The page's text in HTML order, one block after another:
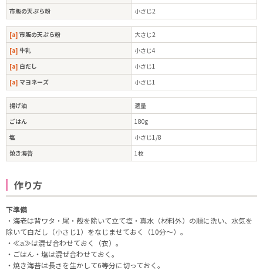
市販の天ぷら粉
小さじ2
[a] 市販の天ぷら粉
大さじ2
[a] 牛乳
小さじ4
[a] 白だし
小さじ1
[a] マヨネーズ 小さじ1
揚げ油
適量
ごはん
180g
塩
小さじ1/8
焼き海苔
1枚
作り方
下準備
・海老は背ワタ・尾・殻を除いて立て塩・真水（材料外）の順に洗い、水気を
除いて白だし（小さじ1）をなじませておく（10分～）。
・≪a≫は混ぜ合わせておく（衣）。
・ごはん・塩は混ぜ合わせておく。
・焼き海苔は長さを生かして6等分に切っておく。